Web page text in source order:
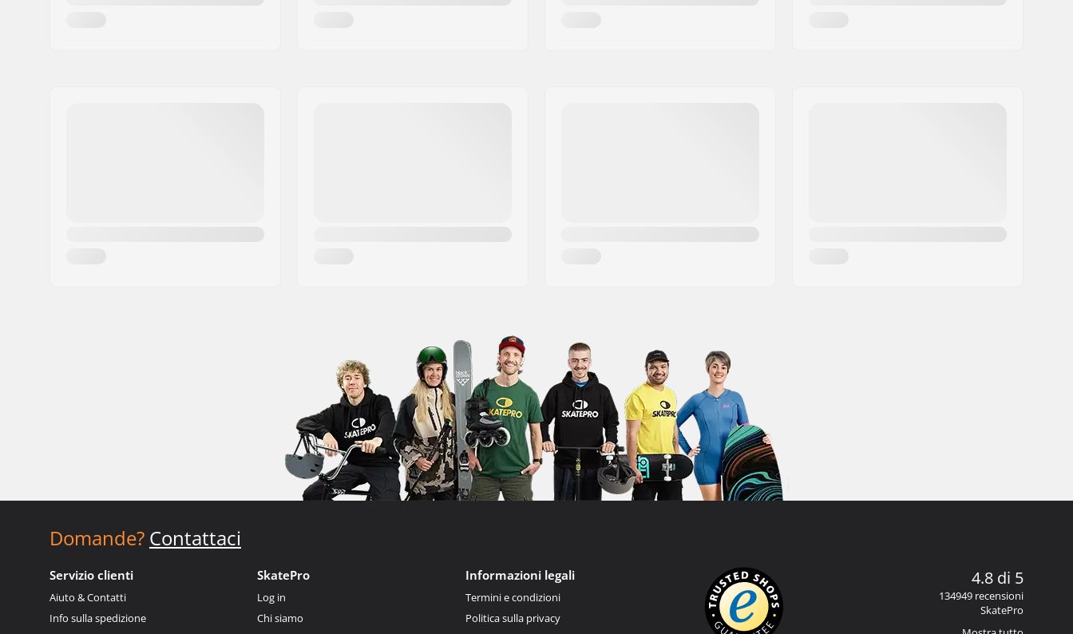
Domande? Contattaci
Servizio clienti
Aiuto & Contatti
Info sulla spedizione
SkatePro
Log in
Chi siamo
Informazioni legali
Termini e condizioni
Politica sulla privacy
4.8 di 5
134949 recensioni
SkatePro